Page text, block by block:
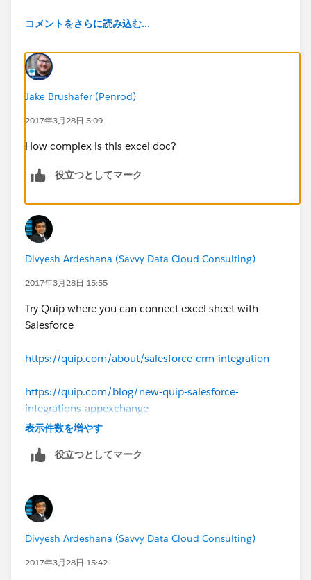
コメントをさらに読み込む...
Jake Brushafer (Penrod)
2017年3月28日 5:09
How complex is this excel doc?
役立つとしてマーク
Divyesh Ardeshana (Savvy Data Cloud Consulting)
2017年3月28日 15:55
Try Quip where you can connect excel sheet with
Salesforce
https://quip.com/about/salesforce-crm-integration
https://quip.com/blog/new-quip-salesforce-
integrations-appexchange
表示件数を増やす
役立つとしてマーク
Divyesh Ardeshana (Savvy Data Cloud Consulting)
2017年3月28日 15:42